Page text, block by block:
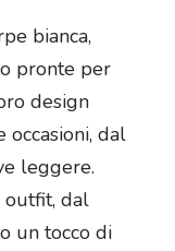
bianca,
pronte per
design
dal
leggere.
outfit, dal
un tocco di